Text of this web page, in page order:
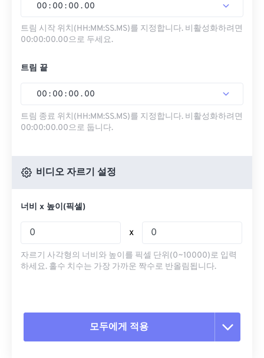
00 : 00 : 00 . 00
트림 시작 위치(HH:MM:SS.MS)를 지정합니다. 비활성화하려면
00:00:00.00으로 두세요.
트림 끝
00 : 00 : 00 . 00
트림 종료 위치(HH:MM:SS.MS)를 지정합니다. 비활성화하려면
00:00:00.00으로 둡니다.
비디오 자르기 설정
너비 x 높이(픽셀)
x
자르기 사각형의 너비와 높이를 픽셀 단위(0~10000)로 입력
하세요. 홀수 치수는 가장 가까운 짝수로 반올림됩니다.
모두에게 적용